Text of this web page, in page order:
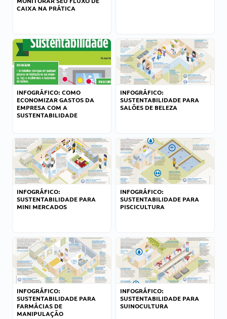
CAIXA NA PRÁTICA
INFOGRÁFICO: COMO
ECONOMIZAR GASTOS DA
EMPRESA COM A
SUSTENTABILIDADE
INFOGRÁFICO:
SUSTENTABILIDADE PARA
SALÕES DE BELEZA
INFOGRÁFICO:
SUSTENTABILIDADE PARA
MINI MERCADOS
INFOGRÁFICO:
SUSTENTABILIDADE PARA
PISCICULTURA
INFOGRÁFICO:
SUSTENTABILIDADE PARA
FARMÁCIAS DE
MANIPULAÇÃO
INFOGRÁFICO:
SUSTENTABILIDADE PARA
SUINOCULTURA